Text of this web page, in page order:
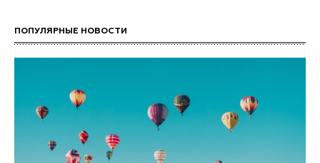
ПОПУЛЯРНЫЕ НОВОСТИ